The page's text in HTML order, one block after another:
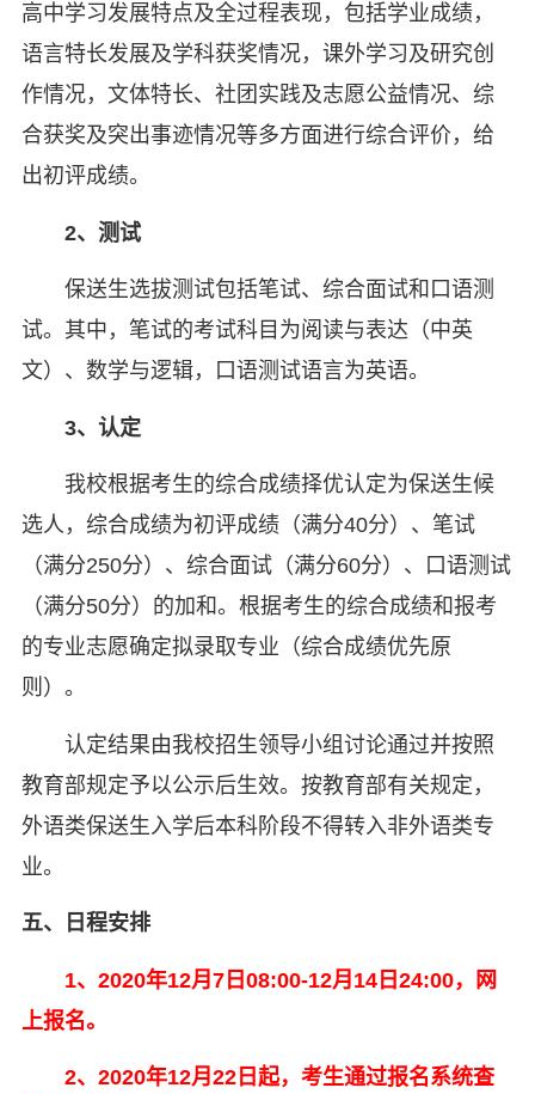
高中学习发展特点及全过程表现，包括学业成绩，
语言特长发展及学科获奖情况，课外学习及研究创
作情况，文体特长、社团实践及志愿公益情况、综
合获奖及突出事迹情况等多方面进行综合评价，给
出初评成绩。
2、测试
保送生选拔测试包括笔试、综合面试和口语测
试。其中，笔试的考试科目为阅读与表达（中英
文）、数学与逻辑，口语测试语言为英语。
3、认定
我校根据考生的综合成绩择优认定为保送生候
选人，综合成绩为初评成绩（满分40分）、笔试
（满分250分）、综合面试（满分60分）、口语测试
（满分50分）的加和。根据考生的综合成绩和报考
的专业志愿确定拟录取专业（综合成绩优先原
则）。
认定结果由我校招生领导小组讨论通过并按照
教育部规定予以公示后生效。按教育部有关规定，
外语类保送生入学后本科阶段不得转入非外语类专
业。
五、日程安排
1、2020年12月7日08:00-12月14日24:00，网
上报名。
2、2020年12月22日起，考生通过报名系统查